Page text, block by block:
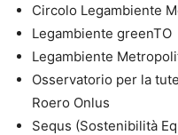
Circolo Legambiente
Legambiente greenTO
Legambiente
Osservatorio per la
Roero Onlus
Sequs (Sostenibilità